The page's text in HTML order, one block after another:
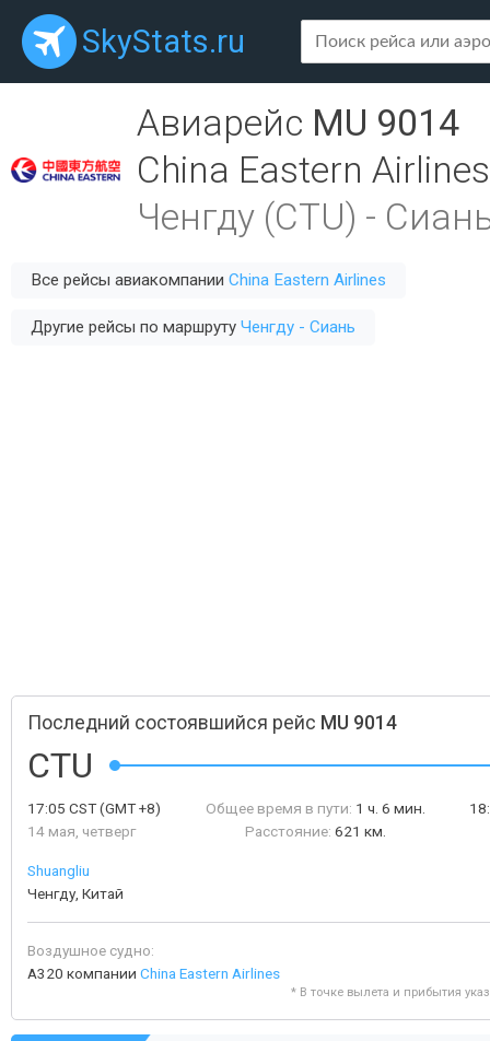
SkyStats.ru
Авиарейс MU 9014
China Eastern Airlines
Ченгду (CTU) -
Все рейсы авиакомпании China Eastern Airlines
Другие рейсы по маршруту Ченгду - Сиань
Последний состоявшийся рейс MU 9014
CTU
17:05 CST(GMT +8)
14 мая, четверг
Общее время в пути: 1 ч. 6 мин.
Расстояние: 621 км.
Shuangliu
Ченгду, Китай
Воздушное судно:
A320 компании China Eastern Airlines
* В точке вылета и прибытия